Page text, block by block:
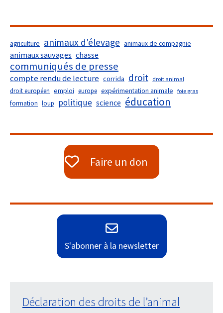
agriculture animaux d'élevage animaux de compagnie
animaux sauvages chasse
communiqués de presse
compte rendu de lecture corrida droit droit animal
droit européen emploi europe expérimentation animale foie gras
formation loup politique science éducation
Faire un don
S'abonner à la newsletter
Déclaration des droits de l’animal